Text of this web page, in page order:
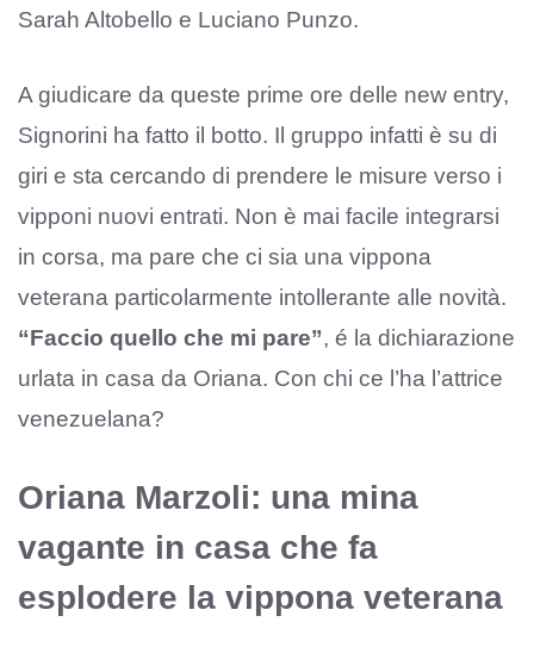
Sarah Altobello e Luciano Punzo.
A giudicare da queste prime ore delle new entry,
Signorini ha fatto il botto. Il gruppo infatti è su di
giri e sta cercando di prendere le misure verso i
vipponi nuovi entrati. Non è mai facile integrarsi
in corsa, ma pare che ci sia una vippona
veterana particolarmente intollerante alle novità.
“Faccio quello che mi pare”, é la dichiarazione
urlata in casa da Oriana. Con chi ce l’ha l’attrice
venezuelana?
Oriana Marzoli: una mina
vagante in casa che fa
esplodere la vippona veterana